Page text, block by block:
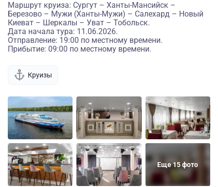
Маршрут круиза: Сургут – Ханты-Мансийск –
Березово – Мужи (Ханты-Мужи) – Салехард – Новый
Киеват – Шеркалы – Уват – Тобольск.
Дата начала тура: 11.06.2026.
Отправление: 19:00 по местному времени.
Прибытие: 09:00 по местному времени.
Круизы
Еще 15 фото